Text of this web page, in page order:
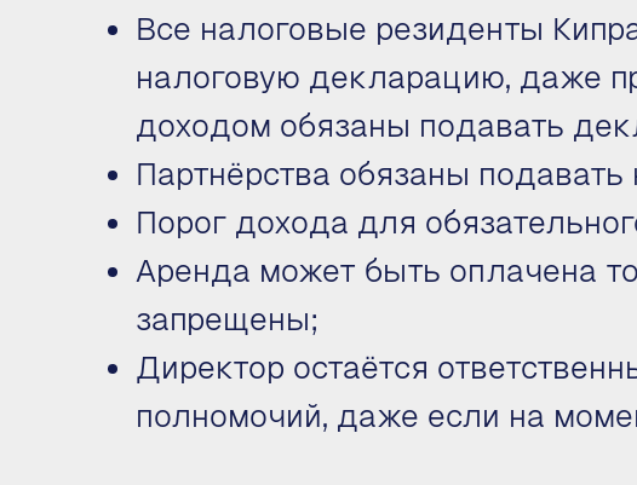
Все налоговые резиденты
налоговую декларацию, даже
доходом обязаны подавать
Партнёрства обязаны
Порог дохода для
Аренда может быть оплачена
запрещены;
Директор остаётся
полномочий, даже если на